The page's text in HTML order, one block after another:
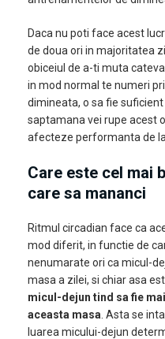
Daca nu poti face acest
de doua ori in majoritatea
obiceiul de a-ti muta
in mod normal te numeri
dimineata, o sa fie
saptamana vei rupe acest
afecteze performanta de la
Care este cel mai
care sa mananci
Ritmul circadian face ca
mod diferit, in functie de
nenumarate ori ca micul-
masa a zilei, si chiar asa
micul-dejun tind sa fie
aceasta masa . Asta se
luarea micului-dejun